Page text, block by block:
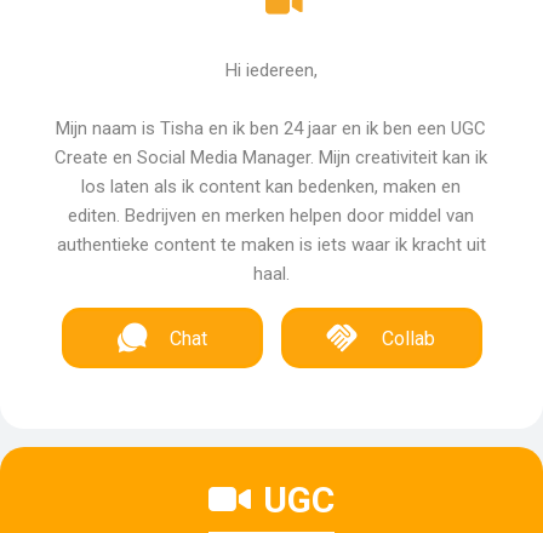
Hi iedereen,
Mijn naam is Tisha en ik ben 24 jaar en ik ben een UGC
Create en Social Media Manager. Mijn creativiteit kan ik
los laten als ik content kan bedenken, maken en
editen. Bedrijven en merken helpen door middel van
authentieke content te maken is iets waar ik kracht uit
haal.
Chat Collab
UGC